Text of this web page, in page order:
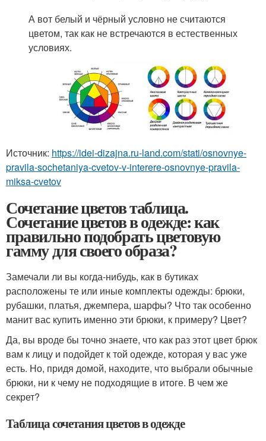
А вот белый и чёрный условно не считаются
цветом, так как не встречаются в естественных
условиях.
Источник: https://idei-dizajna.ru-land.com/stati/osnovnye-
pravila-sochetaniya-cvetov-v-interere-osnovnye-pravila-
miksa-cvetov
Сочетание цветов таблица.
Сочетание цветов в одежде: как
правильно подобрать цветовую
гамму для своего образа?
Замечали ли вы когда-нибудь, как в бутиках
расположены те или иные комплекты одежды: брюки,
рубашки, платья, джемпера, шарфы? Что так особенно
манит вас купить именно эти брюки, к примеру? Цвет?
Да, вы вроде бы точно знаете, что как раз этот цвет брюк
вам к лицу и подойдет к той одежде, которая у вас уже
есть. Но, придя домой, находите, что выбрали обычные
брюки, ни к чему не подходящие в итоге. В чем же
секрет?
Таблица сочетания цветов в одежде